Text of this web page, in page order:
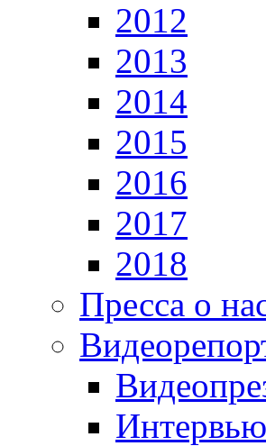
2012
2013
2014
2015
2016
2017
2018
Пресса о
Интервью